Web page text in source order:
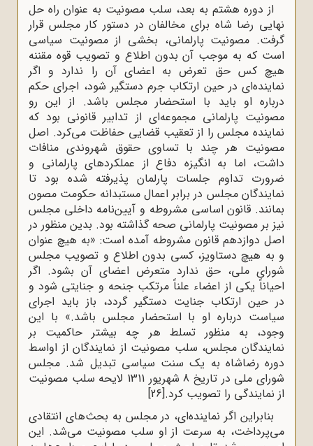
از دوره هشتم به بعد، سلب مصونیت به عنوان راه حل
نهایی رضا شاه برای مخالفان در دستور کار مجلس قرار
گرفت. مصونیت پارلمانی، بخشی از مصونیت سیاسی
است که به موجب آن بدون اطلاع و تصویب قوه مقننه
هیچ کس حق تعرض به اعضای آن را ندارد و اگر
نماینده‌ای در حین ارتکاب جرم دستگیر شود، اجرای حکم
درباره او باید با استحضار مجلس باشد. از این رو
مصونیت پارلمانی مجموعه‌ای از تدابیر قانونی بود که
نماینده مجلس را از تعقیب قضایی حفاظت می‌کرد. اصل
مصونیت هر چند با تساوی حقوق شهروندی منافات
داشت، اما به انگیزه دفاع از عملکردهای پارلمانی و
ضرورت تداوم جلسات پارلمان پذیرفته شده بود تا
نمایندگان مجلس در برابر اعمال مستبدانه حکومت مصون
بمانند. قانون اساسی مشروطه و آیین‌نامه داخلی مجلس
نیز بر مصونیت پارلمانی صحه گذاشته بود. بدین منظور در
اصل دوازدهم قانون مشروطه آمده است: «به هیچ عنوان
و به هیچ دستاویز، کسی بدون اطلاع و تصویب مجلس
شورای ملی، حق ندارد متعرض اعضای آن بشود. اگر
احیاناً یکی از اعضاء علناً مرتکب جنحه و جنایتی شود و
در حین ارتکاب جنایت دستگیر گردد، باز باید اجرای
سیاست درباره او با استحضار مجلس باشد.» با این
وجود، به منظور تسلط هر چه بیشتر حاکمیت بر
نمایندگان مجلس، سلب مصونیت از نمایندگان از اواسط
دوره رضاشاه به یک سنت سیاسی تبدیل شد. مجلس
شورای ملی در تاریخ 8 شهریور 1311 لایحه سلب مصونیت
از نمایندگی را تصویب کرد.[26]
بنابراین اگر نماینده‌ای، در مجلس به بحث‌های انتقادی
می‌پرداخت، به سرعت از او سلب مصونیت می‌شد. این